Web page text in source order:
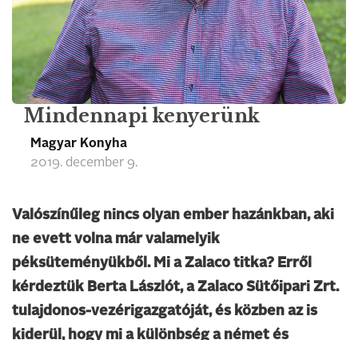
Mindennapi kenyerünk
Magyar Konyha
2019. december 9.
Valószínűleg nincs olyan ember hazánkban, aki
ne evett volna már valamelyik
péksüteményükből. Mi a Zalaco titka? Erről
kérdeztük Berta Lászlót, a Zalaco Sütőipari Zrt.
tulajdonos-vezérigazgatóját, és közben az is
kiderül, hogy mi a különbség a német és